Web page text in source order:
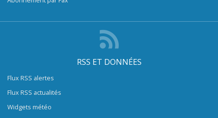
RSS ET DONNÉES
Flux RSS alertes
Flux RSS actualités
Widgets météo